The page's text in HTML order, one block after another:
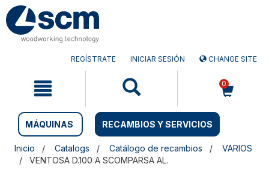
Saltar
contenido
Saltar
menú
REGÍSTRATE INICIAR SESIÓN CHANGE SITE
0
MÁQUINAS RECAMBIOS Y SERVICIOS
Inicio Catalogs Catálogo de recambios
VARIOS
VENTOSA D.100 A SCOMPARSA AL.